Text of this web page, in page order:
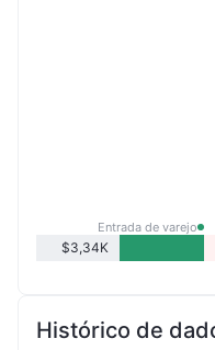
Entrada de varejo
$3,34K
Histórico de